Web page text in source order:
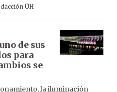
ÚH
de sus
para
se
la iluminación